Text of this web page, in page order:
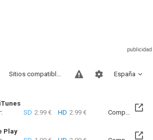
España
Sitios compatibles
SD 2.99 € HD 2.99 € Compra: SD
Play